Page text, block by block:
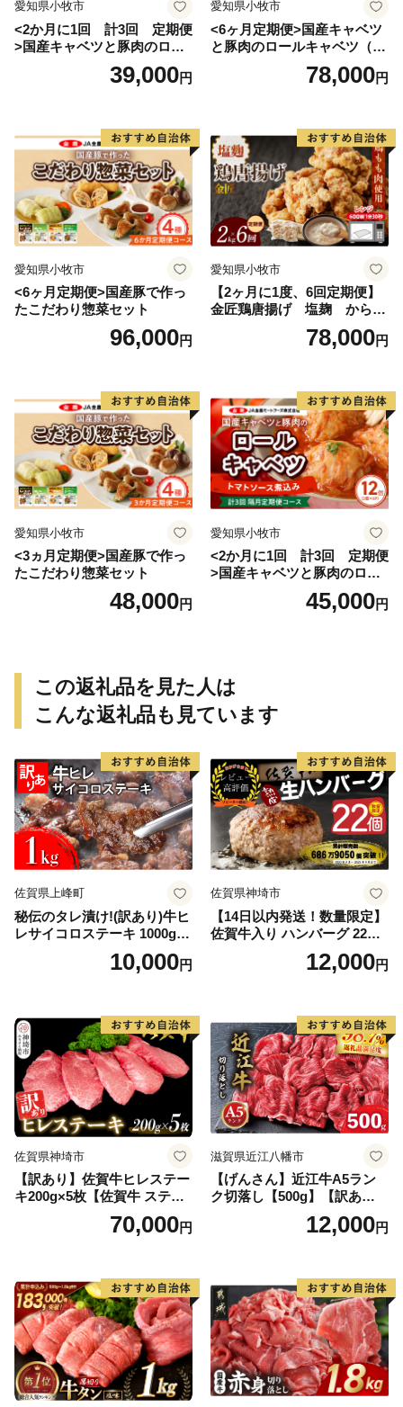
愛知県小牧市
<2か月に1回 計3回 定期便
>国産キャベツと豚肉のロー
ルキャベツ（4P入り）
39,000円
愛知県小牧市
<6ヶ月定期便>国産キャベツ
と豚肉のロールキャベツ（4P
78,000円
愛知県小牧市
<6ヶ月定期便>国産豚で作っ
たこだわり惣菜セット
96,000円
愛知県小牧市
【2ヶ月に1度、6回定期便】
金匠鶏唐揚げ 塩麹 からあ
78,000円
愛知県小牧市
<3ヵ月定期便>国産豚で作っ
たこだわり惣菜セット
48,000円
愛知県小牧市
<2か月に1回 計3回 定期便
>国産キャベツと豚肉のロー
ルキャベツ（6P入り）
45,000円
この返礼品を見た人は
こんな返礼品も見ています
佐賀県上峰町
秘伝のタレ漬け!(訳あり)牛ヒ
レサイコロステーキ 1000g
10,000円
佐賀県神埼市
【14日以内発送！数量限定】
佐賀牛入り ハンバーグ 22個
2.6kg(120g×22個)【佐賀牛
黒毛和牛 ブランド牛 九州 ハ
気】(H083106)
12,000円
佐賀県神埼市
【訳あり】佐賀牛ヒレステー
キ200g×5枚【佐賀牛 ステー
キ ブランド肉 ヒレ肉 フィレ
肉 ジューシー ヘルシー】(H0
70,000円
滋賀県近江八幡市
【げんさん】近江牛A5ラン
ク切落し【500g】【訳あり】
12,000円